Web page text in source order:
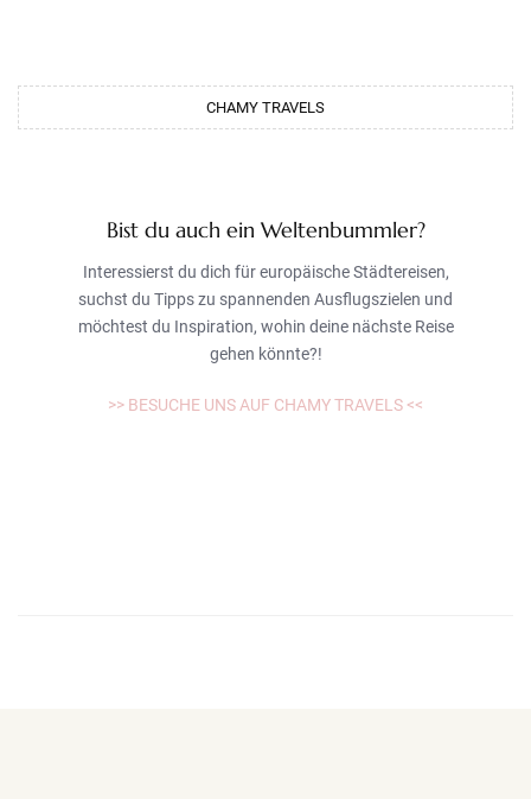
CHAMY TRAVELS
Bist du auch ein Weltenbummler?
Interessierst du dich für europäische Städtereisen,
suchst du Tipps zu spannenden Ausflugszielen und
möchtest du Inspiration, wohin deine nächste Reise
gehen könnte?!
>> BESUCHE UNS AUF CHAMY TRAVELS <<